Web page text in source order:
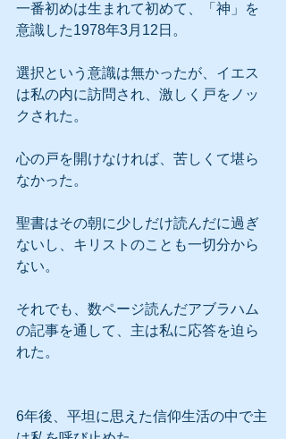
一番初めは生まれて初めて、「神」を
意識した1978年3月12日。
選択という意識は無かったが、イエス
は私の内に訪問され、激しく戸をノッ
クされた。
心の戸を開けなければ、苦しくて堪ら
なかった。
聖書はその朝に少しだけ読んだに過ぎ
ないし、キリストのことも一切分から
ない。
それでも、数ページ読んだアブラハム
の記事を通して、主は私に応答を迫ら
れた。
6年後、平坦に思えた信仰生活の中で主